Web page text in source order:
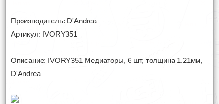
Производитель: D'Andrea
Артикул: IVORY351
Описание: IVORY351 Медиаторы, 6 шт, толщина 1.21мм,
D'Andrea